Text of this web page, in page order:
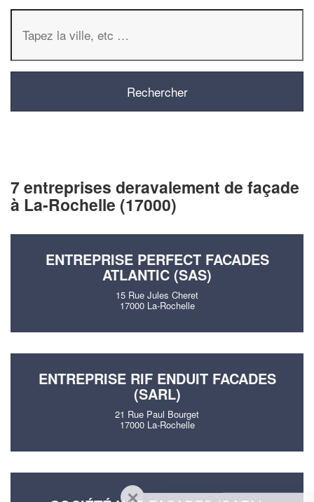
7 entreprises deravalement de façade
à La-Rochelle (17000)
ENTREPRISE PERFECT FACADES
ATLANTIC (SAS)
15 Rue Jules Cheret
17000 La-Rochelle
ENTREPRISE RIF ENDUIT FACADES
(SARL)
21 Rue Paul Bourget
17000 La-Rochelle